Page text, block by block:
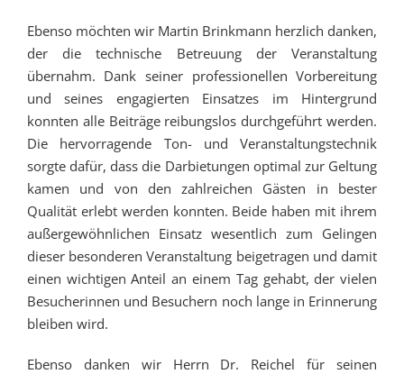
Ebenso möchten wir Martin Brinkmann herzlich danken,
der die technische Betreuung der Veranstaltung
übernahm. Dank seiner professionellen Vorbereitung
und seines engagierten Einsatzes im Hintergrund
konnten alle Beiträge reibungslos durchgeführt werden.
Die hervorragende Ton- und Veranstaltungstechnik
sorgte dafür, dass die Darbietungen optimal zur Geltung
kamen und von den zahlreichen Gästen in bester
Qualität erlebt werden konnten. Beide haben mit ihrem
außergewöhnlichen Einsatz wesentlich zum Gelingen
dieser besonderen Veranstaltung beigetragen und damit
einen wichtigen Anteil an einem Tag gehabt, der vielen
Besucherinnen und Besuchern noch lange in Erinnerung
bleiben wird.
Ebenso danken wir Herrn Dr. Reichel für seinen